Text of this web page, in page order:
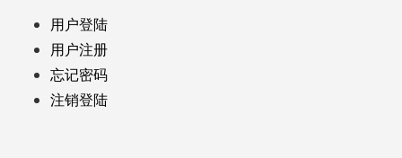
用户登陆
用户注册
忘记密码
注销登陆